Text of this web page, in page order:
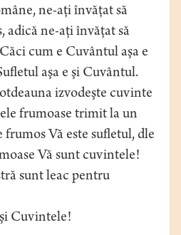
ne-aţi învăţat să
adică ne-aţi învăţat să
cum e Cuvântul aşa e
aşa e şi Cuvântul.
izvodeşte cuvinte
frumoase trimit la un
Vă este sufletul, dle
Vă sunt cuvintele!
sunt leac pentru
Cuvintele!